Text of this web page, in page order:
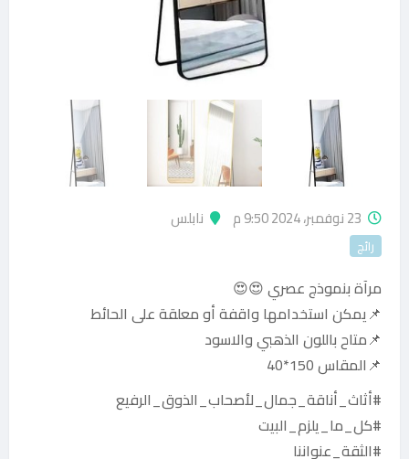
23 نوفمبر، 2024 9:50 م نابلس
رائج
مرآة بنموذج عصري 😍😍
📌يمكن استخدامها واقفة أو معلقة على الحائط
📌متاح باللون الذهبي والاسود
📌المقاس 150*40
#أثاث_أناقة_جمال_لأصحاب_الذوق_الرفيع
#كل_ما_يلزم_البيت
#الثقة_عنواننا